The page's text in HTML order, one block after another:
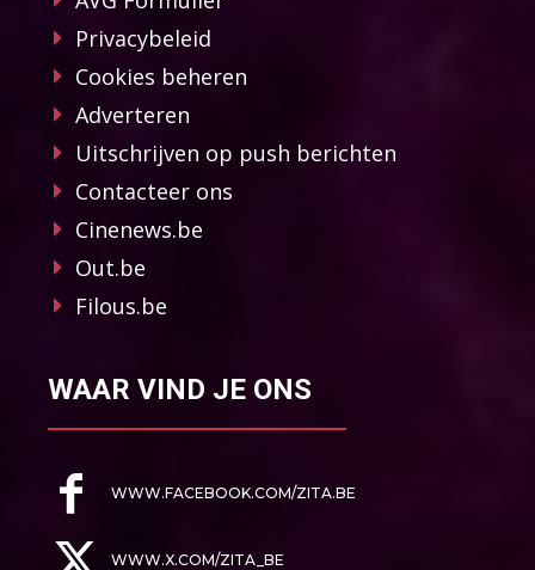
Privacybeleid
Cookies beheren
Adverteren
Uitschrijven op push berichten
Contacteer ons
Cinenews.be
Out.be
Filous.be
WAAR VIND JE ONS
WWW.FACEBOOK.COM/ZITA.BE
WWW.X.COM/ZITA_BE